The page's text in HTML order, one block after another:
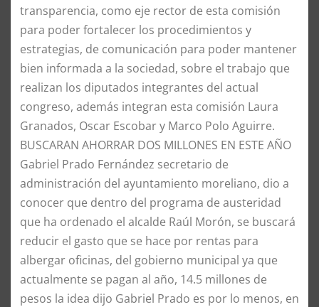
transparencia, como eje rector de esta comisión
para poder fortalecer los procedimientos y
estrategias, de comunicación para poder mantener
bien informada a la sociedad, sobre el trabajo que
realizan los diputados integrantes del actual
congreso, además integran esta comisión Laura
Granados, Oscar Escobar y Marco Polo Aguirre.
BUSCARAN AHORRAR DOS MILLONES EN ESTE AÑO
Gabriel Prado Fernández secretario de
administración del ayuntamiento moreliano, dio a
conocer que dentro del programa de austeridad
que ha ordenado el alcalde Raúl Morón, se buscará
reducir el gasto que se hace por rentas para
albergar oficinas, del gobierno municipal ya que
actualmente se pagan al año, 14.5 millones de
pesos la idea dijo Gabriel Prado es por lo menos, en